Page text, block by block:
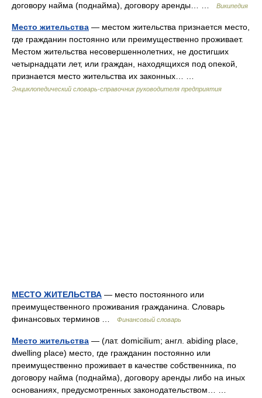
договору найма (поднайма), договору аренды… …
Википедия
Место жительства — местом жительства признается место,
где гражданин постоянно или преимущественно проживает.
Местом жительства несовершеннолетних, не достигших
четырнадцати лет, или граждан, находящихся под опекой,
признается место жительства их законных… …
Энциклопедический словарь-справочник руководителя предприятия
МЕСТО ЖИТЕЛЬСТВА — место постоянного или
преимущественного проживания гражданина. Словарь
финансовых терминов …
Финансовый словарь
Место жительства — (лат. domicilium; англ. abiding place,
dwelling place) место, где гражданин постоянно или
преимущественно проживает в качестве собственника, по
договору найма (поднайма), договору аренды либо на иных
основаниях, предусмотренных законодательством… …